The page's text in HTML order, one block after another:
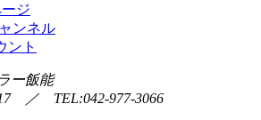
ジ
ンネル
ント
ー飯能
／ TEL:042-977-3066